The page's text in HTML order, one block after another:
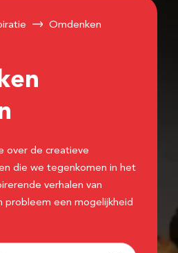
Omdenken
over de creatieve
die we tegenkomen in het
verhalen van
probleem een mogelijkheid